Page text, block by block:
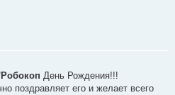
День Рождения!!!
поздравляет его и желает всего